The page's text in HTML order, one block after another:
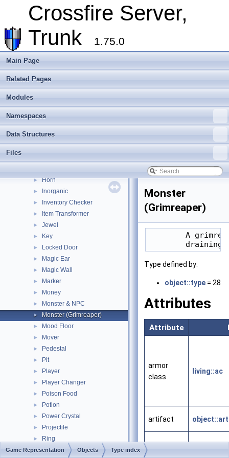
Crossfire Server,
Trunk
1.75.0
Main Page
Related Pages
Modules
Namespaces
Data Structures
Files
Duplicator
► Event
► Exit
► Flesh
► Food
► Gate
►
► Handle
► Handle Trigger
► Horn
► Inorganic
► Inventory Checker
► Item Transformer
► Jewel
► Key
► Locked Door
► Magic Ear
► Magic Wall
► Marker
► Money
► Monster & NPC
► Monster (Grimreaper)
► Mood Floor
► Mover
► Pedestal
► Pit
► Player
► Player Changer
► Poison Food
► Potion
► Power Crystal
► Projectile
► Ring
► Rod
Monster
(Grimreaper)
A
Type defined by:
object::type = 28
Attributes
Attribute
armor
class
living::ac
artifact
Game Representation Objects Type index